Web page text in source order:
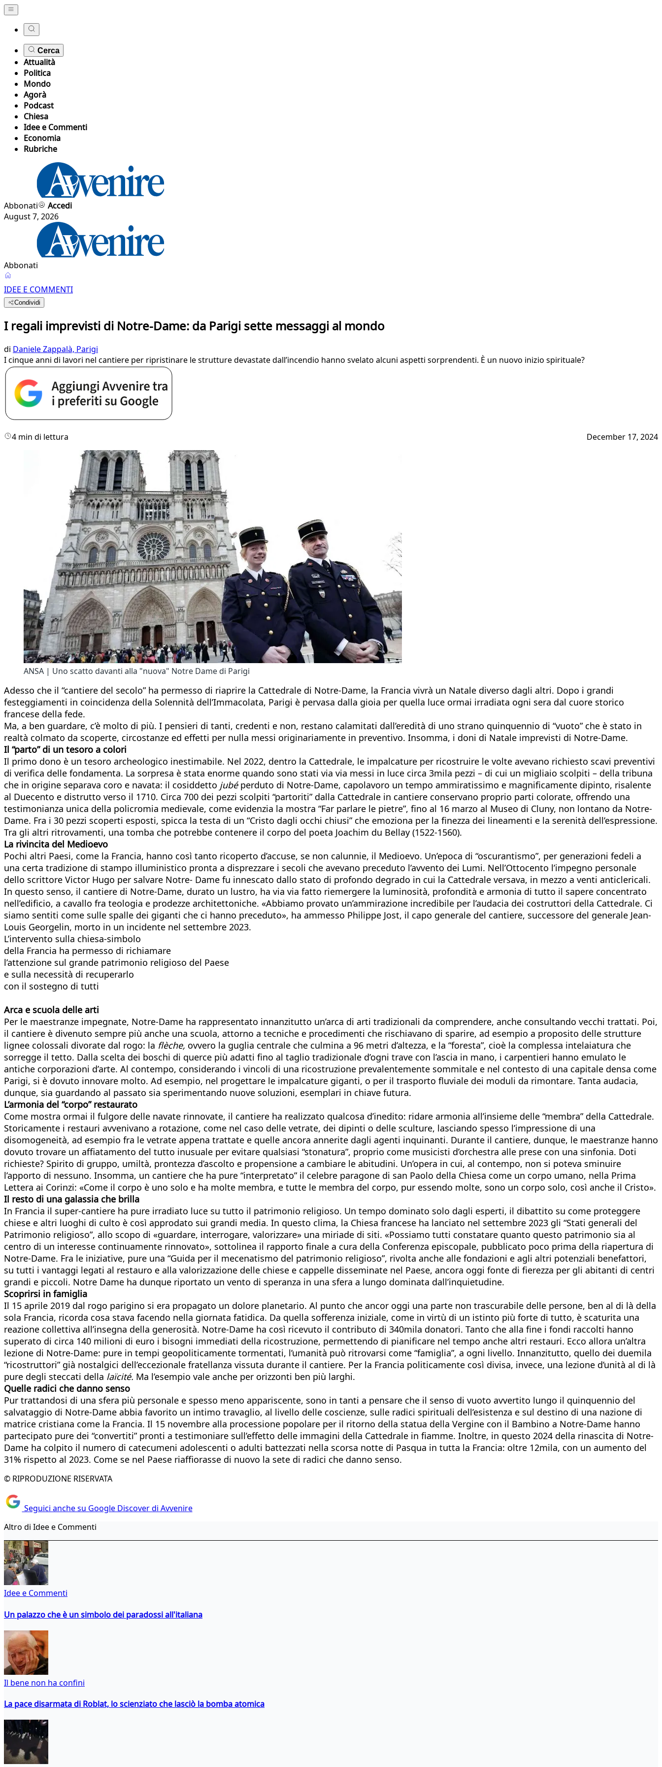
Cerca
Attualità
Politica
Mondo
Agorà
Podcast
Chiesa
Idee e Commenti
Economia
Rubriche
Abbonati
Accedi
August 7, 2026
Abbonati
IDEE E COMMENTI
Condividi
I regali imprevisti di Notre-Dame: da Parigi sette messaggi al mondo
di Daniele Zappalà, Parigi
I cinque anni di lavori nel cantiere per ripristinare le strutture devastate dall’incendio hanno svelato alcuni aspetti sorprendenti. È un nuovo inizio spirituale?
4 min di lettura December 17, 2024
ANSA | Uno scatto davanti alla "nuova" Notre Dame di Parigi
Adesso che il “cantiere del secolo” ha permesso di riaprire la Cattedrale di Notre-Dame, la Francia vivrà un Natale diverso dagli altri. Dopo i grandi
festeggiamenti in coincidenza della Solennità dell’Immacolata, Parigi è pervasa dalla gioia per quella luce ormai irradiata ogni sera dal cuore storico
francese della fede.
Ma, a ben guardare, c’è molto di più. I pensieri di tanti, credenti e non, restano calamitati dall’eredità di uno strano quinquennio di “vuoto” che è stato in
realtà colmato da scoperte, circostanze ed effetti per nulla messi originariamente in preventivo. Insomma, i doni di Natale imprevisti di Notre-Dame.
Il “parto” di un tesoro a colori
Il primo dono è un tesoro archeologico inestimabile. Nel 2022, dentro la Cattedrale, le impalcature per ricostruire le volte avevano richiesto scavi preventivi
di verifica delle fondamenta. La sorpresa è stata enorme quando sono stati via via messi in luce circa 3mila pezzi – di cui un migliaio scolpiti – della tribuna
che in origine separava coro e navata: il cosiddetto jubéperduto di Notre-Dame, capolavoro un tempo ammiratissimo e magnificamente dipinto, risalente
al Duecento e distrutto verso il 1710. Circa 700 dei pezzi scolpiti “partoriti” dalla Cattedrale in cantiere conservano proprio parti colorate, offrendo una
testimonianza unica della policromia medievale, come evidenzia la mostra “Far parlare le pietre”, fino al 16 marzo al Museo di Cluny, non lontano da Notre-
Dame. Fra i 30 pezzi scoperti esposti, spicca la testa di un “Cristo dagli occhi chiusi” che emoziona per la finezza dei lineamenti e la serenità dell’espressione.
Tra gli altri ritrovamenti, una tomba che potrebbe contenere il corpo del poeta Joachim du Bellay (1522-1560).
La rivincita del Medioevo
Pochi altri Paesi, come la Francia, hanno così tanto ricoperto d’accuse, se non calunnie, il Medioevo. Un’epoca di “oscurantismo”, per generazioni fedeli a
una certa tradizione di stampo illuministico pronta a disprezzare i secoli che avevano preceduto l’avvento dei Lumi. Nell’Ottocento l’impegno personale
dello scrittore Victor Hugo per salvare Notre- Dame fu innescato dallo stato di profondo degrado in cui la Cattedrale versava, in mezzo a venti anticlericali.
In questo senso, il cantiere di Notre-Dame, durato un lustro, ha via via fatto riemergere la luminosità, profondità e armonia di tutto il sapere concentrato
nell’edificio, a cavallo fra teologia e prodezze architettoniche. «Abbiamo provato un’ammirazione incredibile per l’audacia dei costruttori della Cattedrale. Ci
siamo sentiti come sulle spalle dei giganti che ci hanno preceduto», ha ammesso Philippe Jost, il capo generale del cantiere, successore del generale Jean-
Louis Georgelin, morto in un incidente nel settembre 2023.
L’intervento sulla chiesa-simbolo
della Francia ha permesso di richiamare
l’attenzione sul grande patrimonio religioso del Paese
e sulla necessità di recuperarlo
con il sostegno di tutti
Arca e scuola delle arti
Per le maestranze impegnate, Notre-Dame ha rappresentato innanzitutto un’arca di arti tradizionali da comprendere, anche consultando vecchi trattati. Poi,
il cantiere è divenuto sempre più anche una scuola, attorno a tecniche e procedimenti che rischiavano di sparire, ad esempio a proposito delle strutture
lignee colossali divorate dal rogo: la flèche, ovvero la guglia centrale che culmina a 96 metri d’altezza, e la “foresta”, cioè la complessa intelaiatura che
sorregge il tetto. Dalla scelta dei boschi di querce più adatti fino al taglio tradizionale d’ogni trave con l’ascia in mano, i carpentieri hanno emulato le
antiche corporazioni d’arte. Al contempo, considerando i vincoli di una ricostruzione prevalentemente sommitale e nel contesto di una capitale densa come
Parigi, si è dovuto innovare molto. Ad esempio, nel progettare le impalcature giganti, o per il trasporto fluviale dei moduli da rimontare. Tanta audacia,
dunque, sia guardando al passato sia sperimentando nuove soluzioni, esemplari in chiave futura.
L’armonia del “corpo” restaurato
Come mostra ormai il fulgore delle navate rinnovate, il cantiere ha realizzato qualcosa d’inedito: ridare armonia all’insieme delle “membra” della Cattedrale.
Storicamente i restauri avvenivano a rotazione, come nel caso delle vetrate, dei dipinti o delle sculture, lasciando spesso l’impressione di una
disomogeneità, ad esempio fra le vetrate appena trattate e quelle ancora annerite dagli agenti inquinanti. Durante il cantiere, dunque, le maestranze hanno
dovuto trovare un affiatamento del tutto inusuale per evitare qualsiasi “stonatura”, proprio come musicisti d’orchestra alle prese con una sinfonia. Doti
richieste? Spirito di gruppo, umiltà, prontezza d’ascolto e propensione a cambiare le abitudini. Un’opera in cui, al contempo, non si poteva sminuire
l’apporto di nessuno. Insomma, un cantiere che ha pure “interpretato” il celebre paragone di san Paolo della Chiesa come un corpo umano, nella Prima
Lettera ai Corinzi: «Come il corpo è uno solo e ha molte membra, e tutte le membra del corpo, pur essendo molte, sono un corpo solo, così anche il Cristo».
Il resto di una galassia che brilla
In Francia il super-cantiere ha pure irradiato luce su tutto il patrimonio religioso. Un tempo dominato solo dagli esperti, il dibattito su come proteggere
chiese e altri luoghi di culto è così approdato sui grandi media. In questo clima, la Chiesa francese ha lanciato nel settembre 2023 gli “Stati generali del
Patrimonio religioso”, allo scopo di «guardare, interrogare, valorizzare» una miriade di siti. «Possiamo tutti constatare quanto questo patrimonio sia al
centro di un interesse continuamente rinnovato», sottolinea il rapporto finale a cura della Conferenza episcopale, pubblicato poco prima della riapertura di
Notre-Dame. Fra le iniziative, pure una “Guida per il mecenatismo del patrimonio religioso”, rivolta anche alle fondazioni e agli altri potenziali benefattori,
su tutti i vantaggi legati al restauro e alla valorizzazione delle chiese e cappelle disseminate nel Paese, ancora oggi fonte di fierezza per gli abitanti di centri
grandi e piccoli. Notre Dame ha dunque riportato un vento di speranza in una sfera a lungo dominata dall’inquietudine.
Scoprirsi in famiglia
Il 15 aprile 2019 dal rogo parigino si era propagato un dolore planetario. Al punto che ancor oggi una parte non trascurabile delle persone, ben al di là della
sola Francia, ricorda cosa stava facendo nella giornata fatidica. Da quella sofferenza iniziale, come in virtù di un istinto più forte di tutto, è scaturita una
reazione collettiva all’insegna della generosità. Notre-Dame ha così ricevuto il contributo di 340mila donatori. Tanto che alla fine i fondi raccolti hanno
superato di circa 140 milioni di euro i bisogni immediati della ricostruzione, permettendo di pianificare nel tempo anche altri restauri. Ecco allora un’altra
lezione di Notre-Dame: pure in tempi geopoliticamente tormentati, l’umanità può ritrovarsi come “famiglia”, a ogni livello. Innanzitutto, quello dei duemila
“ricostruttori” già nostalgici dell’eccezionale fratellanza vissuta durante il cantiere. Per la Francia politicamente così divisa, invece, una lezione d’unità al di là
pure degli steccati della laïcité. Ma l’esempio vale anche per orizzonti ben più larghi.
Quelle radici che danno senso
Pur trattandosi di una sfera più personale e spesso meno appariscente, sono in tanti a pensare che il senso di vuoto avvertito lungo il quinquennio del
salvataggio di Notre-Dame abbia favorito un intimo travaglio, al livello delle coscienze, sulle radici spirituali dell’esistenza e sul destino di una nazione di
matrice cristiana come la Francia. Il 15 novembre alla processione popolare per il ritorno della statua della Vergine con il Bambino a Notre-Dame hanno
partecipato pure dei “convertiti” pronti a testimoniare sull’effetto delle immagini della Cattedrale in fiamme. Inoltre, in questo 2024 della rinascita di Notre-
Dame ha colpito il numero di catecumeni adolescenti o adulti battezzati nella scorsa notte di Pasqua in tutta la Francia: oltre 12mila, con un aumento del
31% rispetto al 2023. Come se nel Paese riaffiorasse di nuovo la sete di radici che danno senso.
© RIPRODUZIONE RISERVATA
Seguici anche su Google Discover di Avvenire
Altro di Idee e Commenti
Idee e Commenti
Un palazzo che è un simbolo dei paradossi all'italiana
Il bene non ha confini
La pace disarmata di Roblat, lo scienziato che lasciò la bomba atomica